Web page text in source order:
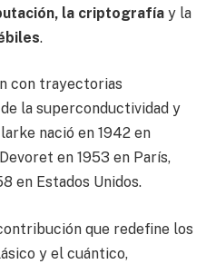
la criptografía y la
.
con trayectorias
la superconductividad y
nació en 1942 en
en 1953 en París,
en Estados Unidos.
que redefine los
y el cuántico,